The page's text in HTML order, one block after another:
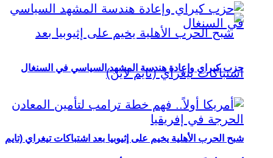
شبح الحرب الأهلية يخيم على إثيوبيا بعد اشتباكات تيغراي (تايم
حزب كيراي وإعادة هندسة المشهد السياسي في السنغال